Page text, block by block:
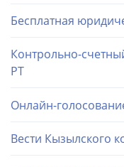
Бесплатная
Контрольно-
РТ
Онлайн-
Вести Кызылского